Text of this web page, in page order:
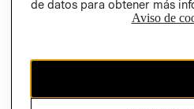
El contenido de esta página web
propiedad de H&M Hennes & Mauritz
de datos para obtener más
Aviso de